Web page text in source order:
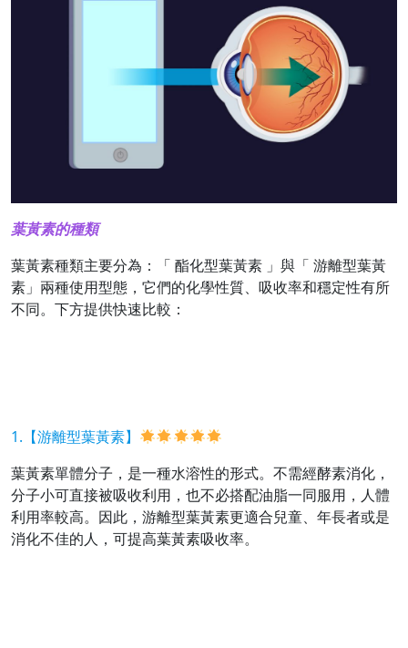
葉黃素的種類
葉黃素種類主要分為：「 酯化型葉黃素 」與「 游離型葉黃
素」兩種使用型態，它們的化學性質、吸收率和穩定性有所
不同。下方提供快速比較：
1.【游離型葉黃素】
葉黃素單體分子，是一種水溶性的形式。不需經酵素消化，
分子小可直接被吸收利用，也不必搭配油脂一同服用，人體
利用率較高。因此，游離型葉黃素更適合兒童、年長者或是
消化不佳的人，可提高葉黃素吸收率。